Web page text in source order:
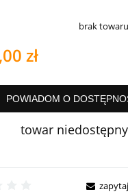
brak towaru
zł
POWIADOM O
towar niedostępny